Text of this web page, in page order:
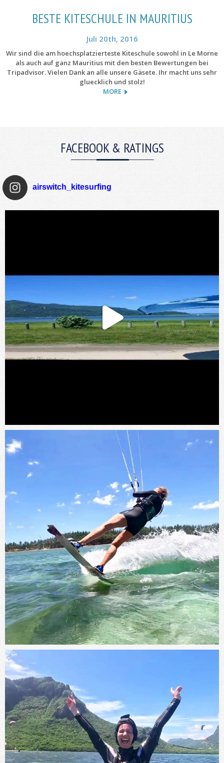
BESTE KITESCHULE IN MAURITIUS
Juli 20th, 2016
Wir sind die am hoechsplatzierteste Kiteschule sowohl in Le Morne
als auch auf ganz Mauritius mit den besten Bewertungen bei
Tripadvisor. Vielen Dank an alle unsere Gäsete. Ihr macht uns sehr
gluecklich und stolz!
MORE
FACEBOOK & RATINGS
airswitch_kitesurfing